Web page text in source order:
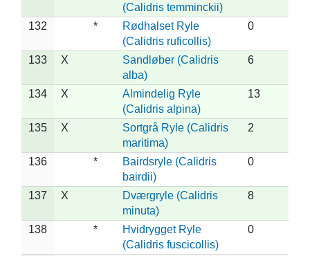
(Calidris temminckii)
132 *
Rødhalset Ryle
(Calidris ruficollis)
0
133 X
Sandløber (Calidris
alba)
6
134 X
Almindelig Ryle
(Calidris alpina)
13
135 X
Sortgrå Ryle (Calidris
maritima)
2
136 *
Bairdsryle (Calidris
bairdii)
0
137 X
Dværgryle (Calidris
minuta)
8
138 *
Hvidrygget Ryle
(Calidris fuscicollis)
0